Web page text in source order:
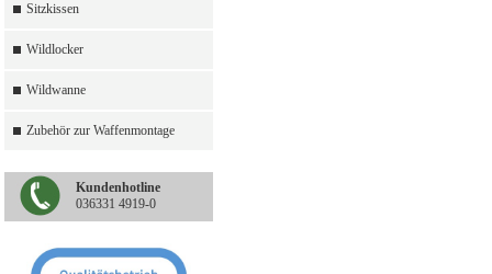
Sitzkissen
Wildlocker
Wildwanne
Zubehör zur Waffenmontage
Kundenhotline
036331 4919-0